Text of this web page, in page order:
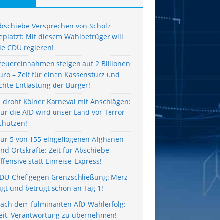
Versprechen von Scholz
Mit diesem Wahlbetrüger will
CDU regieren!
steigen auf 2 Billionen
– Zeit für einen Kassensturz und
Entlastung der Bürger!
droht Kölner Karneval mit Anschlägen:
die AfD wird unser Land vor Terror
5 von 155 eingeflogenen Afghanen
Ortskräfte: Zeit für Abschiebe-
statt Einreise-Express!
Chef gegen Grenzschließung: Merz
und betrügt schon an Tag 1!
dem fulminanten AfD-Wahlerfolg:
Verantwortung zu übernehmen!